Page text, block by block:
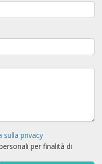
sulla privacy
per finalità di